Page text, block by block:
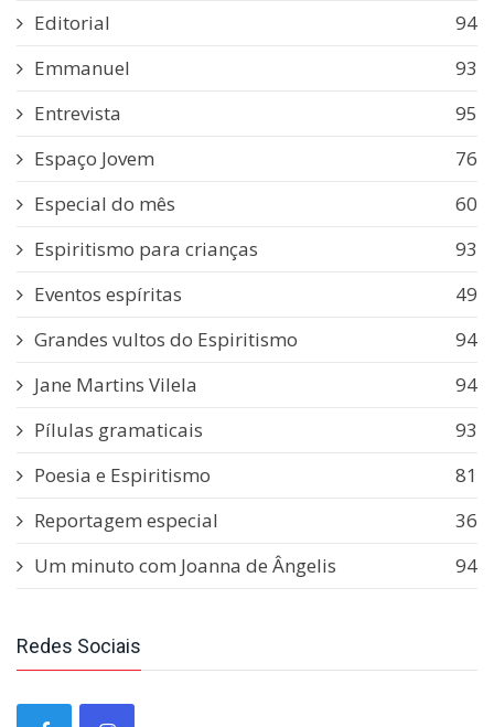
Editorial
94
Emmanuel
93
Entrevista
95
Espaço Jovem
76
Especial do mês
60
Espiritismo para crianças
93
Eventos espíritas
49
Grandes vultos do Espiritismo
94
Jane Martins Vilela
94
Pílulas gramaticais
93
Poesia e Espiritismo
81
Reportagem especial
36
Um minuto com Joanna de Ângelis
94
Redes Sociais